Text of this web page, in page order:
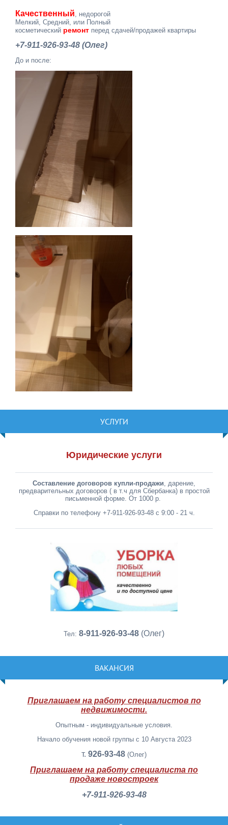
Качественный , недорогой
Мелкий, Средний, или Полный
косметический ремонт перед сдачей/продажей квартиры
+7-911-926-93-48 (Олег)
До и после:
УСЛУГИ
Юридические услуги
Составление договоров купли-продажи , дарение,
предварительных договоров ( в т.ч для Сбербанка) в простой
письменной форме. От 1000 р.
Справки по телефону +7-911-926-93-48 с 9:00 - 21 ч.
Тел: 8-911-926-93-48 (Олег)
ВАКАНСИЯ
Приглашаем на работу специалистов по
недвижимости.
Опытным - индивидуальные условия.
Начало обучения новой группы с 10 Августа 2023
т. 926-93-48 (Олег)
Приглашаем на работу специалиста по
продаже новостроек
+7-911-926-93-48